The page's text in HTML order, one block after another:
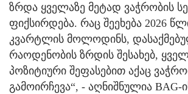
ზრდა ყველაზე მეტად ვაჭრობის
ფიქსირდება. რაც შეეხება 2026
კვარტლის მოლოდინს,
რაოდენობის ზრდის შესახებ,
პოზიტიური შეფასებით აქაც
გამოირჩევა“, - აღნიშნულია BAG-